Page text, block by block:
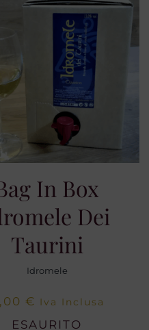
In Box
Dei
Taurini
Idromele
€ Iva Inclusa
ESAURITO